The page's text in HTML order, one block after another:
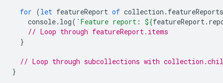
for (let featureReport of collection . featureReports
console. log( `Feature report: ${featureReport.
// Loop through featureReport.items
}
// Loop through subcollections with
}